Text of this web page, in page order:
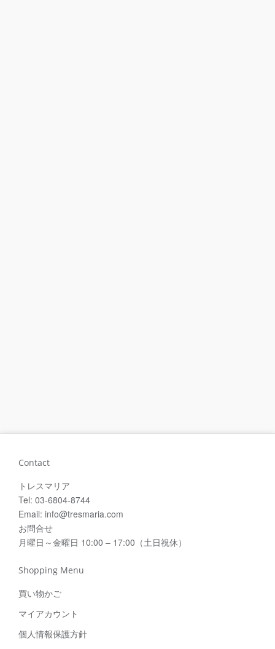
Contact
トレスマリア
Tel: 03-6804-8744
Email: info@tresmaria.com
お問合せ
月曜日～金曜日 10:00 – 17:00（土日祝休）
Shopping Menu
買い物かご
マイアカウント
個人情報保護方針